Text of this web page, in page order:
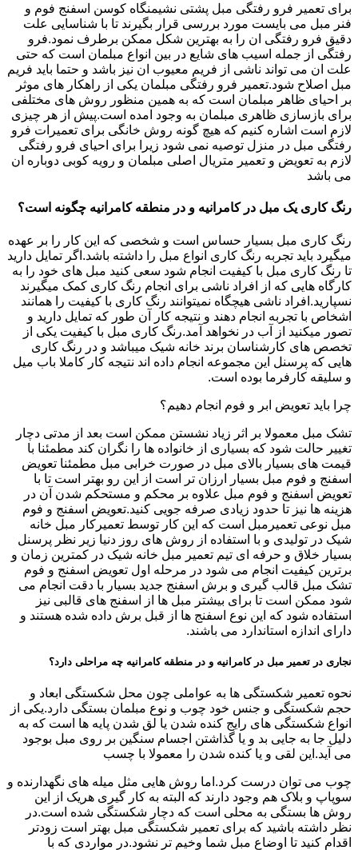
برای تعمیر فرو رفتگی مبل پشتی نشیمنگاه کوسن اسفنج فوم و
فنر مبل می بایست مورد بررسی قرار بگیرند تا با شناسایی علت
دقیق فرو رفتگی ان را به بهترین شکل ممکن برطرف نمود.فرو
رفتگی از جمله اسیب های شایع در بین انواع مبلمان است که حتی
علت ان می تواند ناشی از فریم معیوب ان نیز باشد و حتما باید فریم
مبل اصلاح شود.تعمیر فرو رفتگی مبلمان یکی از راهکار های موثر
بر احیای ظاهر مبلمان است که به همین منظور روش های مختلفی
برای بازسازی ظاهری مبلمان به وجود امده است.پیش از هر چیزی
لازم است اشاره کنیم که هیچ گونه روش خانگی برای تعمیرات فرو
رفتگی مبل در منزل توصیه نمی شود زیرا برای احیای فرو رفتگی
لازم به تعویض و تعمیر متریال اصلی مبلمان و رویه کوبی دوباره ان
می باشد
رنگ کاری یک مبل در کامرانیه و در منطقه کامرانیه چگونه است؟
رنگ کاری مبل بسیار حساس است و شخصی که این کار را بر عهده
میگیرد باید تجربه رنگ کاری انواع مبل را داشته باشد.اگر تمایل دارید
تا رنگ کاری مبل با کیفیت انجام شود سعی کنید مبل های خود را به
کارگاه هایی که از افراد ناشی برای انجام رنگ کاری کمک میگیرند
نسپارید.افراد ناشی هیچگاه نمیتوانند رنگ کاری با کیفیت را همانند
اشخاص با تجربه انجام دهند و نتیجه کار آن طور که تمایل دارید و
تصور میکنید از آب در نخواهد آمد.رنگ کاری مبل با کیفیت یکی از
تخصص های کارشناسان برند خانه شیک میباشد و در رنگ کاری
هایی که پرسنل این مجموعه انجام داده اند نتیجه کار کاملا باب میل
و سلیقه کارفرما بوده است.
چرا باید تعویض ابر و فوم انجام دهیم؟
تشک مبل معمولا بر اثر زیاد نشستن ممکن است بعد از مدتی دچار
تغییر حالت شود که بسیاری از خانواده ها را نگران کند مطمئنا با
قیمت های بسیار بالای مبل در صورت خرابی مبل مطمئنا تعویض
اسفنج و فوم مبل بسیار ارزان تر است از این رو بهتر است تا با
تعویض اسفنج و فوم مبل علاوه بر محکم و مستحکم شدن آن در
هزینه ها نیز تا حدود زیادی صرفه جویی کنید.تعویض اسفنج و فوم
مبل نوعی تعمیرمبل است که این کار توسط تعمیرکار مبل خانه
شیک در تولیدی و با استفاده از روش های روز دنیا زیر نظر پرسنل
بسیار خلاق و حرفه ای تیم تعمیر مبل خانه شیک در کمترین زمان و
برترین کیفیت انجام می شود در مرحله اول تعویض اسفنج و فوم
تشک مبل قالب گیری و برش اسفنج جدید بسیار با دقت انجام می
شود ممکن است تا برای بیشتر مبل ها از اسفنج های قالبی نیز
استفاده شود که این نوع اسفنج ها از قبل برش داده شده هستند و
دارای اندازه استاندارد می باشند.
نجاری در تعمیر مبل در کامرانیه و در منطقه کامرانیه چه مراحلی دارد؟
نحوه تعمیر شکستگی ها به عواملی چون محل شکستگی ابعاد و
حجم شکستگی و جنس خود چوب و نوع مبلمان بستگی دارد.یکی از
انواع شکستگی های رایج کنده شدن یا لق شدن پایه ها است که به
دلیل جا به جایی بد و یا گذاشتن اجسام سنگین بر روی مبل بوجود
می آید.این لقی و یا کنده شدن را معمولا با چسب
چوب می توان درست کرد.اما روش هایی مثل میله های نگهدارنده و
سوپاپ و بلاک هم وجود دارند که البته به کار گیری هریک از این
روش ها بستگی به محلی است که دچار شکستگی شده است.در
نظر داشته باشید که برای تعمیر شکستگی مبل بهتر است زودتر
اقدام کنید تا اوضاع مبل شما وخیم تر نشود.در مواردی که با